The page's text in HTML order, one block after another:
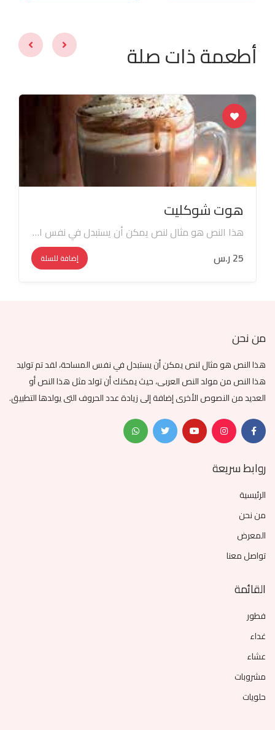
أطعمة ذات صلة
هوت شوكليت
هذا النص هو مثال لنص يمكن أن يستبدل في نفس المساحة، لقد تم توليد هذا النص من مولد النص العربى، حيث يمكنك أن تولد مثل هذا النص أو العديد من النصوص الأخرى إضافة إلى زيادة عدد الحروف التى يولدها التطبيق.
25 ر.س
إضافة للسلة
من نحن
هذا النص هو مثال لنص يمكن أن يستبدل في نفس المساحة، لقد تم توليد
هذا النص من مولد النص العربى، حيث يمكنك أن تولد مثل هذا النص أو
العديد من النصوص الأخرى إضافة إلى زيادة عدد الحروف التى يولدها التطبيق.
روابط سريعة
الرئيسية
من نحن
المعرض
تواصل معنا
القائمة
فطور
غداء
عشاء
مشروبات
حلويات